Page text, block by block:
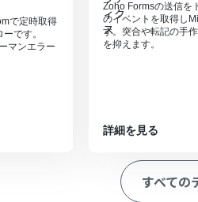
で定時取得
です。
マンエラー
Zoho Formsの送信を
のイベントを取得し
す。突合や転記の手
を抑えます。
詳細を見る
すべての